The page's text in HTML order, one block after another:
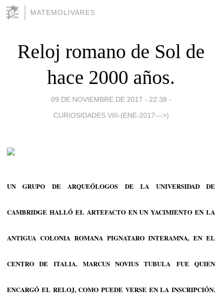
MATEMOLIVARES
Reloj romano de Sol de
hace 2000 años.
09 DE NOVIEMBRE DE 2017 - 22:38 -
CURIOSIDADES VIII-(ENE-2017--->)
UN GRUPO DE ARQUEÓLOGOS DE LA UNIVERSIDAD DE
CAMBRIDGE HALLÓ EL ARTEFACTO EN UN YACIMIENTO EN LA
ANTIGUA COLONIA ROMANA PIGNATARO INTERAMNA, EN EL
CENTRO DE ITALIA. MARCUS NOVIUS TUBULA FUE QUIEN
ENCARGÓ EL RELOJ, COMO PUEDE VERSE EN LA INSCRIPCIÓN.